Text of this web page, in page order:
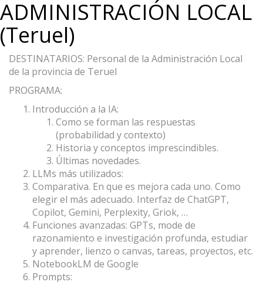
ADMINISTRACIÓN LOCAL
(Teruel)
DESTINATARIOS: Personal de la Administración Local
de la provincia de Teruel
PROGRAMA:
Introducción a la IA:
Como se forman las respuestas
(probabilidad y contexto)
Historia y conceptos imprescindibles.
Últimas novedades.
LLMs más utilizados:
Comparativa. En que es mejora cada uno. Como
elegir el más adecuado. Interfaz de ChatGPT,
Copilot, Gemini, Perplexity, Griok, …
Funciones avanzadas: GPTs, mode de
razonamiento e investigación profunda, estudiar
y aprender, lienzo o canvas, tareas, proyectos, etc.
NotebookLM de Google
Prompts: